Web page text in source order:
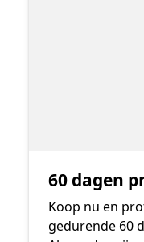
60 dagen
Koop nu en
gedurende 60